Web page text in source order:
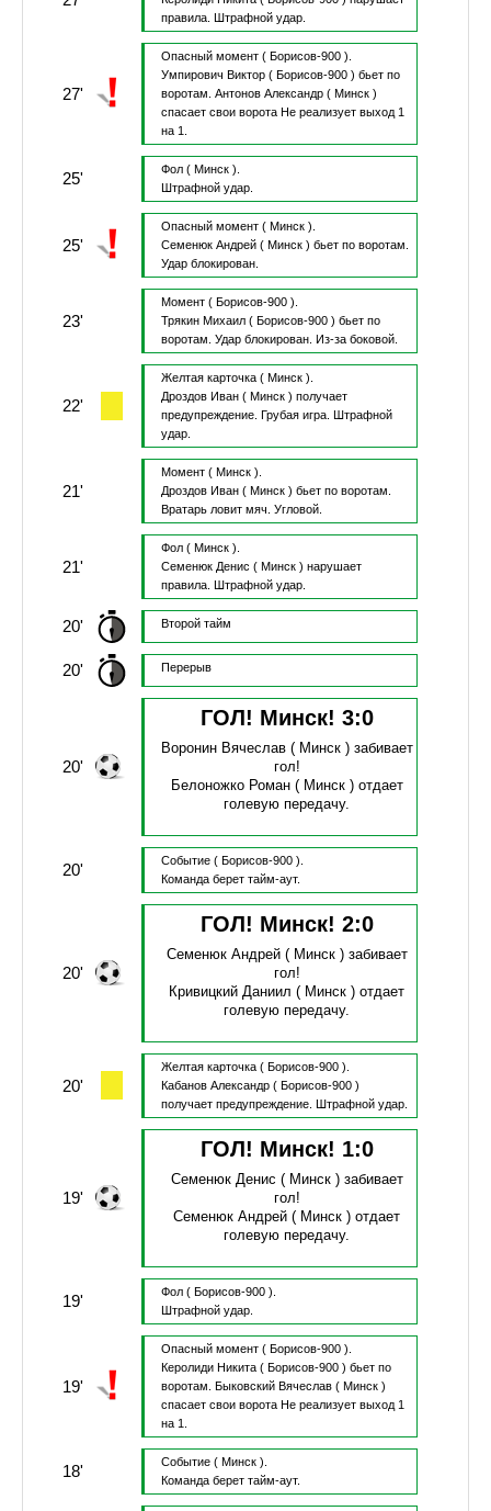
правила.
Штрафной удар.
27'
Опасный момент ( Борисов-900 ).
Умпирович Виктор( Борисов-900 ) бьет по
воротам. Антонов Александр( Минск )
спасает свои ворота Не реализует выход 1
на 1.
25' Фол ( Минск ).
Штрафной удар.
25'
Опасный момент ( Минск ).
Семенюк Андрей( Минск ) бьет по воротам.
Удар блокирован.
23'
Момент ( Борисов-900 ).
Трякин Михаил( Борисов-900 ) бьет по
воротам. Удар блокирован. Из-за боковой.
22'
Желтая карточка ( Минск ).
Дроздов Иван( Минск ) получает
предупреждение.
Грубая игра.
Штрафной
удар.
21'
Момент ( Минск ).
Дроздов Иван( Минск ) бьет по воротам.
Вратарь ловит мяч. Угловой.
21'
Фол ( Минск ).
Семенюк Денис ( Минск ) нарушает
правила.
Штрафной удар.
20' Второй тайм
20' Перерыв
20'
ГОЛ! Минск! 3:0
Воронин Вячеслав( Минск ) забивает
гол!
Белоножко Роман( Минск ) отдает
голевую передачу.
20' Событие ( Борисов-900 ).
Команда берет тайм-аут.
20'
ГОЛ! Минск! 2:0
Семенюк Андрей( Минск ) забивает
гол!
Кривицкий Даниил ( Минск )отдает
голевую передачу.
20'
Желтая карточка ( Борисов-900 ).
Кабанов Александр( Борисов-900 )
получает предупреждение.
Штрафной удар.
19'
ГОЛ! Минск! 1:0
Семенюк Денис ( Минск ) забивает
гол!
Семенюк Андрей ( Минск )отдает
голевую передачу.
19' Фол ( Борисов-900 ).
Штрафной удар.
19'
Опасный момент ( Борисов-900 ).
Керолиди Никита( Борисов-900 ) бьет по
воротам.
Быковский Вячеслав( Минск )
спасает свои ворота Не реализует выход 1
на 1.
18' Событие ( Минск ).
Команда берет тайм-аут.